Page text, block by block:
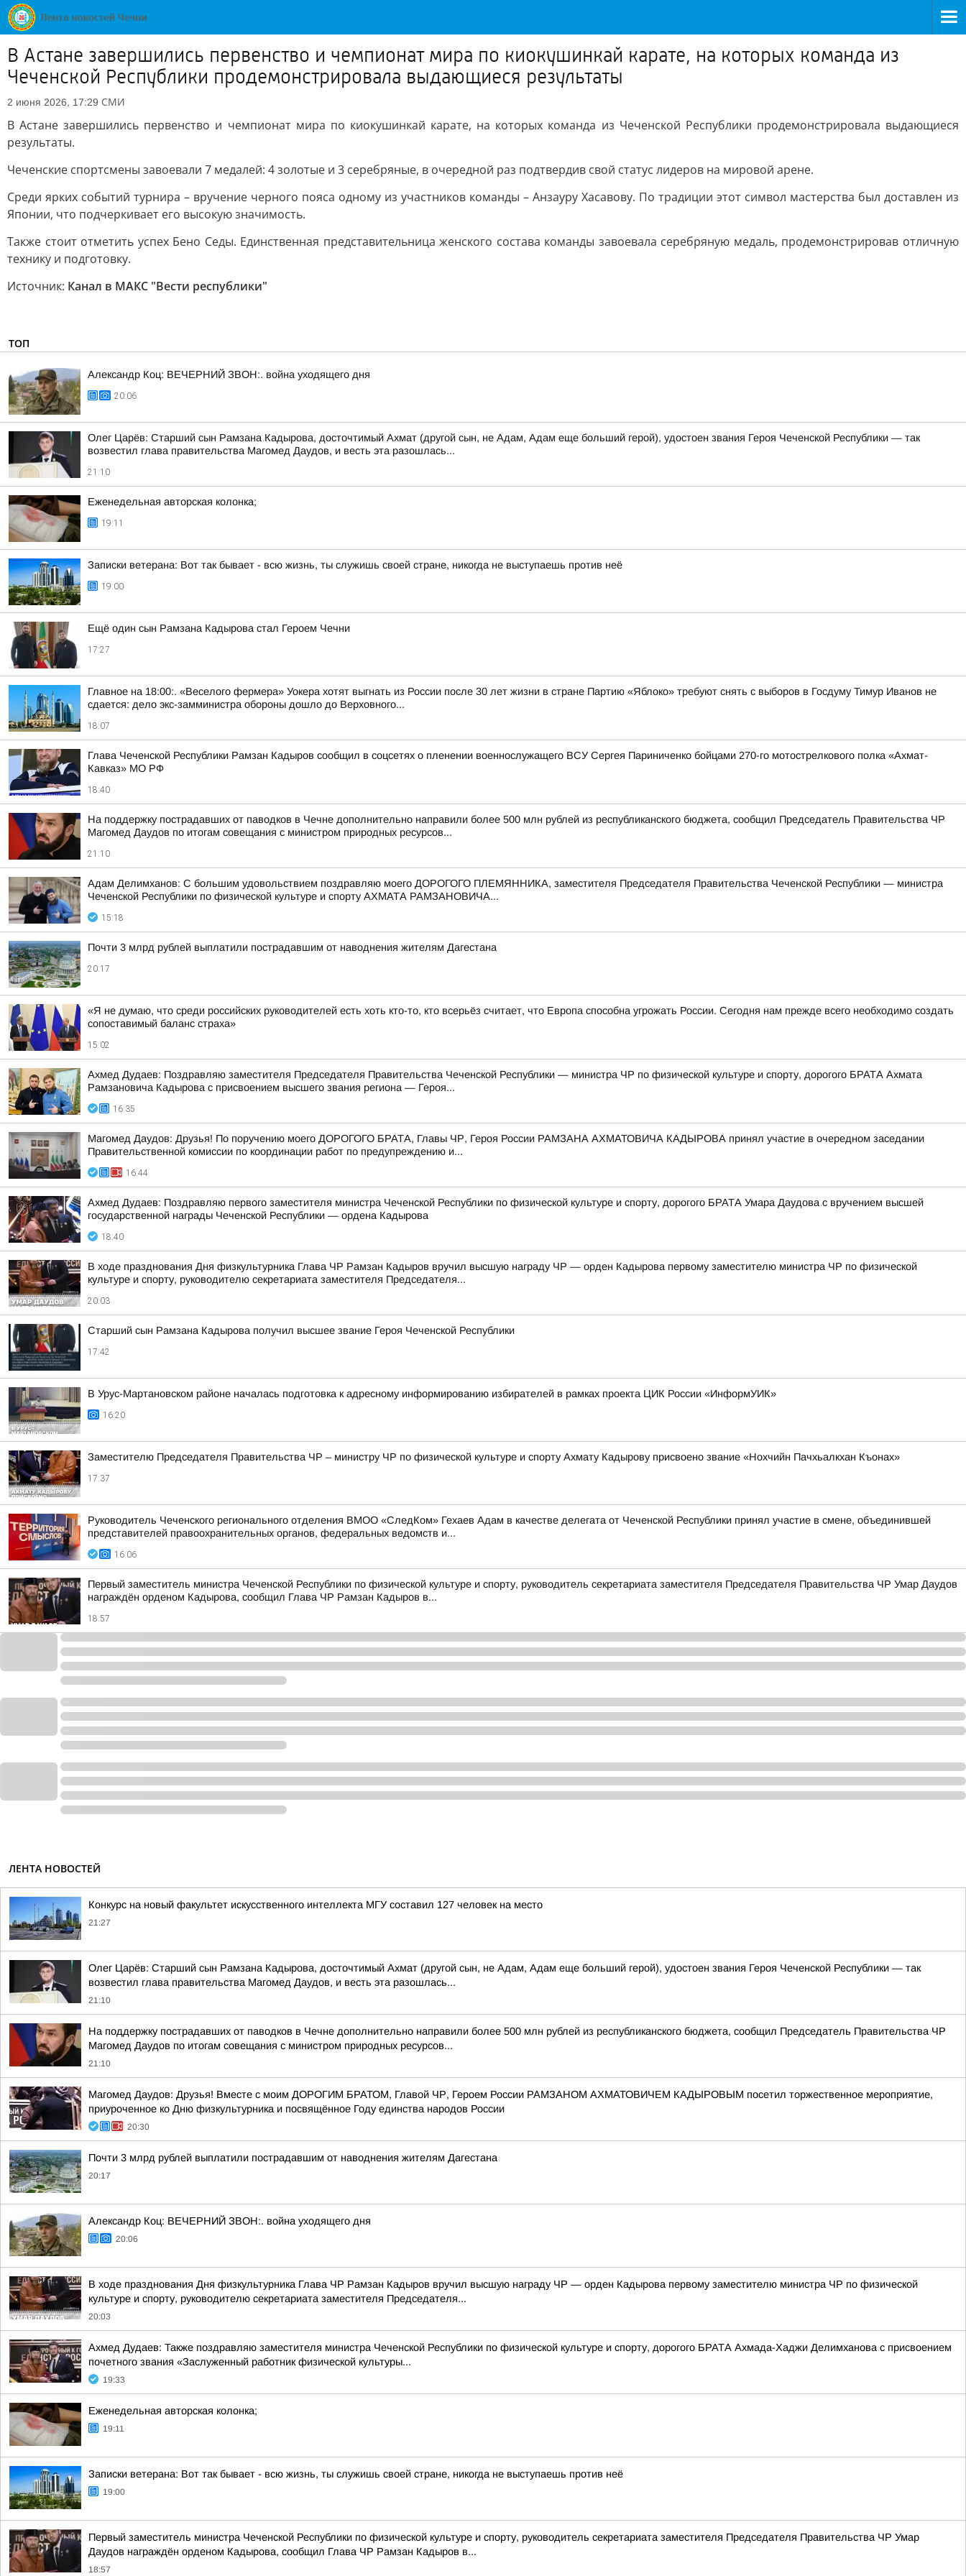
В Астане завершились первенство и чемпионат мира по киокушинкай карате, на которых команда из
Чеченской Республики продемонстрировала выдающиеся результаты
2 июня 2026, 17:29 СМИ
В Астане завершились первенство и чемпионат мира по киокушинкай карате, на которых команда из Чеченской Республики продемонстрировала выдающиеся
результаты.
Чеченские спортсмены завоевали 7 медалей: 4 золотые и 3 серебряные, в очередной раз подтвердив свой статус лидеров на мировой арене.
Среди ярких событий турнира – вручение черного пояса одному из участников команды – Анзауру Хасавову. По традиции этот символ мастерства был доставлен из
Японии, что подчеркивает его высокую значимость.
Также стоит отметить успех Бено Седы. Единственная представительница женского состава команды завоевала серебряную медаль, продемонстрировав отличную
технику и подготовку.
Источник: Канал в МАКС "Вести республики"
ТОП
Александр Коц: ВЕЧЕРНИЙ ЗВОН:. война уходящего дня
20:06
Олег Царёв: Старший сын Рамзана Кадырова, досточтимый Ахмат (другой сын, не Адам, Адам еще больший герой), удостоен звания Героя Чеченской Республики — так
возвестил глава правительства Магомед Даудов, и весть эта разошлась...
21:10
Еженедельная авторская колонка;
19:11
Записки ветерана: Вот так бывает - всю жизнь, ты служишь своей стране, никогда не выступаешь против неё
19:00
Ещё один сын Рамзана Кадырова стал Героем Чечни
17:27
Главное на 18:00:. «Веселого фермера» Уокера хотят выгнать из России после 30 лет жизни в стране Партию «Яблоко» требуют снять с выборов в Госдуму Тимур Иванов не
сдается: дело экс-замминистра обороны дошло до Верховного...
18:07
Глава Чеченской Республики Рамзан Кадыров сообщил в соцсетях о пленении военнослужащего ВСУ Сергея Париниченко бойцами 270-го мотострелкового полка «Ахмат-
Кавказ» МО РФ
18:40
На поддержку пострадавших от паводков в Чечне дополнительно направили более 500 млн рублей из республиканского бюджета, сообщил Председатель Правительства ЧР
Магомед Даудов по итогам совещания с министром природных ресурсов...
21:10
Адам Делимханов: С большим удовольствием поздравляю моего ДОРОГОГО ПЛЕМЯННИКА, заместителя Председателя Правительства Чеченской Республики — министра
Чеченской Республики по физической культуре и спорту АХМАТА РАМЗАНОВИЧА...
15:18
Почти 3 млрд рублей выплатили пострадавшим от наводнения жителям Дагестана
20:17
«Я не думаю, что среди российских руководителей есть хоть кто-то, кто всерьёз считает, что Европа способна угрожать России. Сегодня нам прежде всего необходимо создать
сопоставимый баланс страха»
15:02
Ахмед Дудаев: Поздравляю заместителя Председателя Правительства Чеченской Республики — министра ЧР по физической культуре и спорту, дорогого БРАТА Ахмата
Рамзановича Кадырова с присвоением высшего звания региона — Героя...
16:35
Магомед Даудов: Друзья! По поручению моего ДОРОГОГО БРАТА, Главы ЧР, Героя России РАМЗАНА АХМАТОВИЧА КАДЫРОВА принял участие в очередном заседании
Правительственной комиссии по координации работ по предупреждению и...
16:44
Ахмед Дудаев: Поздравляю первого заместителя министра Чеченской Республики по физической культуре и спорту, дорогого БРАТА Умара Даудова с вручением высшей
государственной награды Чеченской Республики — ордена Кадырова
18:40
В ходе празднования Дня физкультурника Глава ЧР Рамзан Кадыров вручил высшую награду ЧР — орден Кадырова первому заместителю министра ЧР по физической
культуре и спорту, руководителю секретариата заместителя Председателя...
20:03
Старший сын Рамзана Кадырова получил высшее звание Героя Чеченской Республики
17:42
В Урус-Мартановском районе началась подготовка к адресному информированию избирателей в рамках проекта ЦИК России «ИнформУИК»
16:20
Заместителю Председателя Правительства ЧР – министру ЧР по физической культуре и спорту Ахмату Кадырову присвоено звание «Нохчийн Пачхьалкхан Къонах»
17:37
Руководитель Чеченского регионального отделения ВМОО «СледКом» Гехаев Адам в качестве делегата от Чеченской Республики принял участие в смене, объединившей
представителей правоохранительных органов, федеральных ведомств и...
16:06
Первый заместитель министра Чеченской Республики по физической культуре и спорту, руководитель секретариата заместителя Председателя Правительства ЧР Умар Даудов
награждён орденом Кадырова, сообщил Глава ЧР Рамзан Кадыров в...
18:57
ЛЕНТА НОВОСТЕЙ
Конкурс на новый факультет искусственного интеллекта МГУ составил 127 человек на место
21:27
Олег Царёв: Старший сын Рамзана Кадырова, досточтимый Ахмат (другой сын, не Адам, Адам еще больший герой), удостоен звания Героя Чеченской Республики — так
возвестил глава правительства Магомед Даудов, и весть эта разошлась...
21:10
На поддержку пострадавших от паводков в Чечне дополнительно направили более 500 млн рублей из республиканского бюджета, сообщил Председатель Правительства ЧР
Магомед Даудов по итогам совещания с министром природных ресурсов...
21:10
Магомед Даудов: Друзья! Вместе с моим ДОРОГИМ БРАТОМ, Главой ЧР, Героем России РАМЗАНОМ АХМАТОВИЧЕМ КАДЫРОВЫМ посетил торжественное мероприятие,
приуроченное ко Дню физкультурника и посвящённое Году единства народов России
20:30
Почти 3 млрд рублей выплатили пострадавшим от наводнения жителям Дагестана
20:17
Александр Коц: ВЕЧЕРНИЙ ЗВОН:. война уходящего дня
20:06
В ходе празднования Дня физкультурника Глава ЧР Рамзан Кадыров вручил высшую награду ЧР — орден Кадырова первому заместителю министра ЧР по физической
культуре и спорту, руководителю секретариата заместителя Председателя...
20:03
Ахмед Дудаев: Также поздравляю заместителя министра Чеченской Республики по физической культуре и спорту, дорогого БРАТА Ахмада-Хаджи Делимханова с присвоением
почетного звания «Заслуженный работник физической культуры...
19:33
Еженедельная авторская колонка;
19:11
Записки ветерана: Вот так бывает - всю жизнь, ты служишь своей стране, никогда не выступаешь против неё
19:00
Первый заместитель министра Чеченской Республики по физической культуре и спорту, руководитель секретариата заместителя Председателя Правительства ЧР Умар
Даудов награждён орденом Кадырова, сообщил Глава ЧР Рамзан Кадыров в...
18:57